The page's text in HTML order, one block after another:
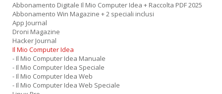
Abbonamento Digitale Il Mio Computer Idea + Raccolta PDF 2025
Abbonamento Win Magazine + 2 speciali inclusi
App Journal
Droni Magazine
Hacker Journal
Il Mio Computer Idea
- Il Mio Computer Idea Manuale
- Il Mio Computer Idea Speciale
- Il Mio Computer Idea Web
- Il Mio Computer Idea Web Speciale